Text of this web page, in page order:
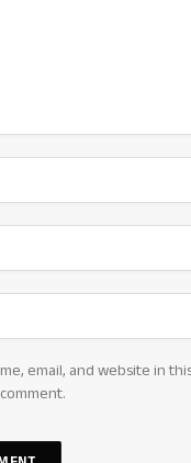
email, and website in